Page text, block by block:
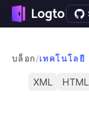
บล็อก/เทคโนโลยี
XML HTML